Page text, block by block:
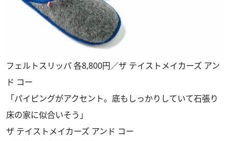
フェルトスリッパ 各8,800円／ザ テイストメイカーズ アン
ド コー
「パイピングがアクセント。底もしっかりしていて石張り
床の家に似合いそう」
ザ テイストメイカーズ アンド コー